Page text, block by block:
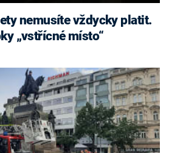
„vstřícné místo“